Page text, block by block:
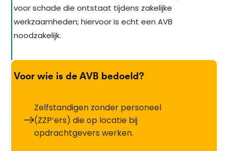
voor schade die ontstaat tijdens zakelijke
werkzaamheden; hiervoor is echt een AVB
noodzakelijk.
Voor wie is de AVB bedoeld?
Zelfstandigen zonder personeel
(ZZP’ers) die op locatie bij
opdrachtgevers werken.